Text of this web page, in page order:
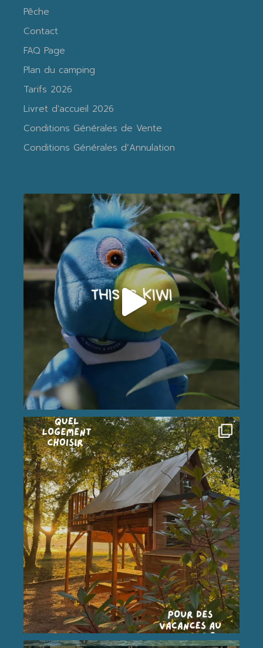
Pêche
Contact
FAQ Page
Plan du camping
Tarifs 2026
Livret d’accueil 2026
Conditions Générales de Vente
Conditions Générales d’Annulation